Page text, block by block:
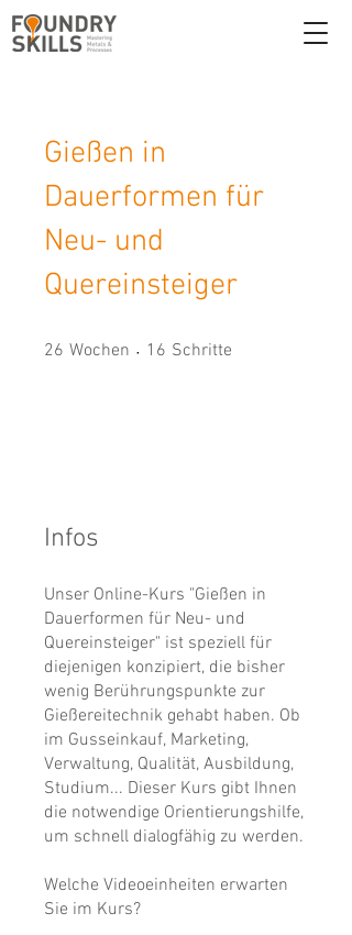
Gießen in
Dauerformen für
Neu- und
Quereinsteiger
26 Wochen 16 Schritte
Infos
Unser Online-Kurs "Gießen in
Dauerformen für Neu- und
Quereinsteiger" ist speziell für
diejenigen konzipiert, die bisher
wenig Berührungspunkte zur
Gießereitechnik gehabt haben. Ob
im Gusseinkauf, Marketing,
Verwaltung, Qualität, Ausbildung,
Studium... Dieser Kurs gibt Ihnen
die notwendige Orientierungshilfe,
um schnell dialogfähig zu werden.
Welche Videoeinheiten erwarten
Sie im Kurs?